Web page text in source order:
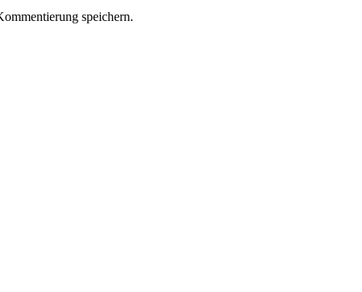
speichern.